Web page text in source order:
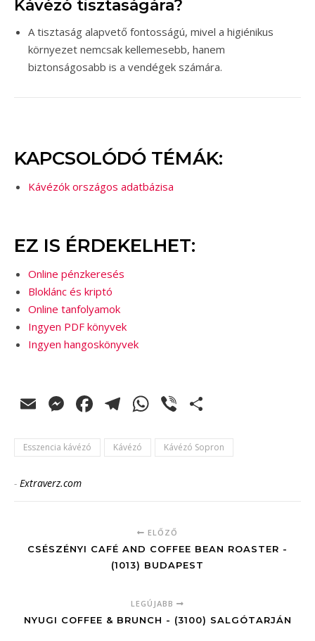
Kávézó tisztaságára?
A tisztaság alapvető fontosságú, mivel a higiénikus
környezet nemcsak kellemesebb, hanem
biztonságosabb is a vendégek számára.
KAPCSOLÓDÓ TÉMÁK:
Kávézók országos adatbázisa
EZ IS ÉRDEKELHET:
Online pénzkeresés
Bloklánc és kriptó
Online tanfolyamok
Ingyen PDF könyvek
Ingyen hangoskönyvek
EmailMessenger
Facebook
Telegram
WhatsApp
Viber
Esszencia kávézó Kávézó Kávézó Sopron
- Extraverz.com
ELŐZŐ
CSÉSZÉNYI CAFÉ AND COFFEE BEAN ROASTER -
(1013) BUDAPEST
LEGÚJABB
NYUGI COFFEE & BRUNCH - (3100) SALGÓTARJÁN